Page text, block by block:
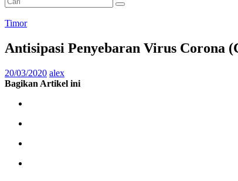
Timor
Antisipasi Penyebaran Virus Corona
20/03/2020 alex
Bagikan Artikel ini